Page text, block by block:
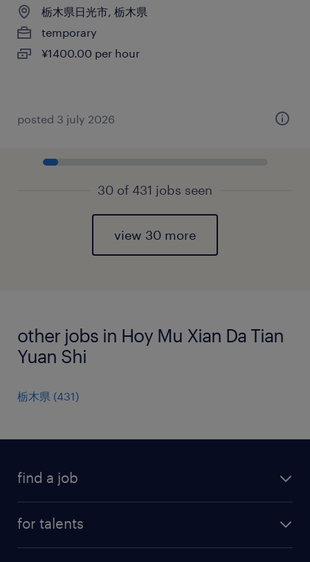
栃木県日光市, 栃木県
temporary
¥1400.00 per hour
posted 3 july 2026
30 of 431 jobs seen
view 30 more
other jobs in Hoy Mu Xian Da Tian
Yuan Shi
栃木県 (431)
find a job
for talents